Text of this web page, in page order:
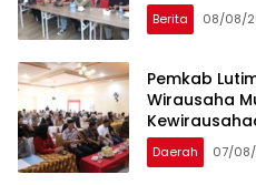
Berita 08/08/
Pemkab
Wirausaha
Daerah 07/